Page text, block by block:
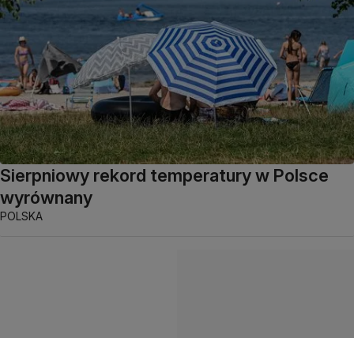
Sierpniowy rekord temperatury w Polsce
wyrównany
POLSKA